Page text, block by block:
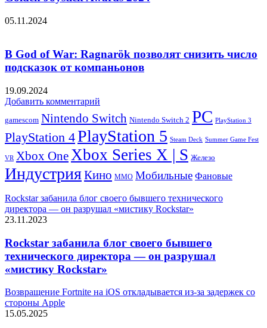
05.11.2024
В God of War: Ragnarök позволят снизить число
подсказок от компаньонов
19.09.2024
Добавить комментарий
gamescom Nintendo Switch Nintendo Switch 2 PC PlayStation 3
PlayStation 4PlayStation 5 Steam Deck Summer Game Fest
VR Xbox OneXbox Series X | S Железо
ИндустрияКино ММО Мобильные Фановые
Rockstar забанила блог своего бывшего технического
директора — он разрушал «мистику Rockstar»
23.11.2023
Rockstar забанила блог своего бывшего
технического директора — он разрушал
«мистику Rockstar»
Возвращение Fortnite на iOS откладывается из-за задержек со
стороны Apple
15.05.2025